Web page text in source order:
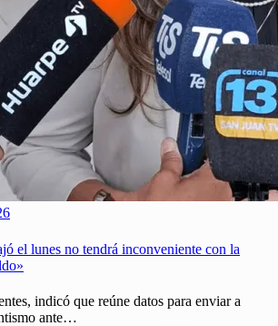
el lunes no tendrá inconveniente con la
indicó que reúne datos para enviar a
ante…